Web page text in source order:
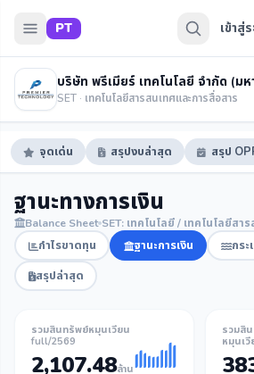
PT เข้าสู่
บริษัท พรีเมียร์ เทคโนโลยี จำกัด (มห
SET · เทคโนโลยีสารสนเทศและการสื่อสาร
จุดเด่น สรุปงบล่าสุด สรุป
ฐานะทางการเงิน
Balance Sheet SET: เทคโนโลยี / เทคโนโลยีสา
กำไรขาดทุน ฐานะการเงิน
กระ
สรุปล่าสุด
รวมสินทรัพย์หมุนเวียน
full/2569
2,107.48ล้าน
รวมสิ
หมุนเ